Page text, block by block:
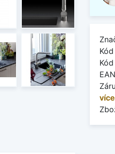
Kód
EAN